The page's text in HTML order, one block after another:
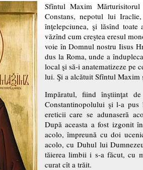
Sfîntul Maxim
Constans, nepotul lui
înţelepciunea, şi lăsînd
văzînd cum creştea eresul
voie în Domnul nostru Iisus
dus la Roma, unde a
local şi să-i anatematizeze pe
lui. Şi a alcătuit Sfîntul Maxim
Impăratul, fiind înştiinţat
Constantinopolului şi l-a
ereticii care se adunaseră
După aceasta a fost izgonit
acolo, împreună cu doi
acolo, cu Duhul lui
tăierea limbii i s-a făcut, cu
curat cît a trăit.